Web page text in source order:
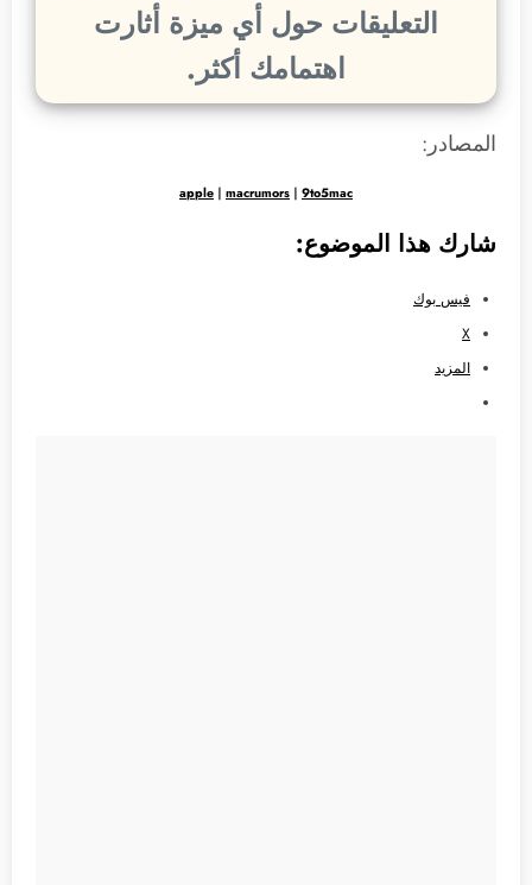
التعليقات حول أي ميزة أثارت
اهتمامك أكثر.
المصادر:
apple | macrumors | 9to5mac
شارك هذا الموضوع:
فيس بوك
X
المزيد